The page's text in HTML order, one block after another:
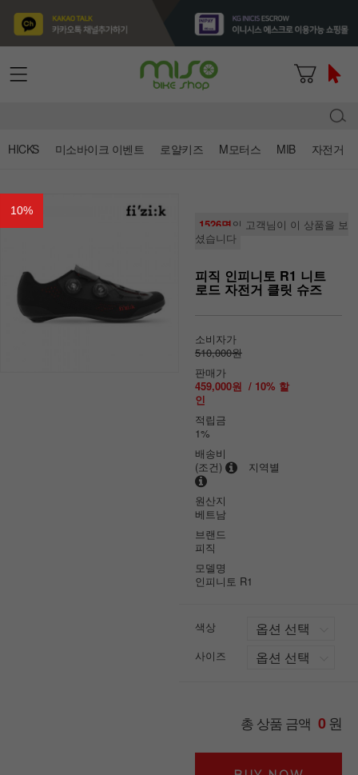
HICKS 미소바이크 이벤트 로얄키즈 M모터스 MIB 자전거
10%
1526명의 고객님이 이 상품을 보
셨습니다
피직 인피니토 R1 니트
로드 자전거 클릿 슈즈
소비자가
510,000원
판매가
459,000원 / 10% 할
인
적립금
1%
배송비
(조건)
지역별
원산지
베트남
브랜드
피직
모델명
인피니토 R1
색상
사이즈
총 상품 금액 0원